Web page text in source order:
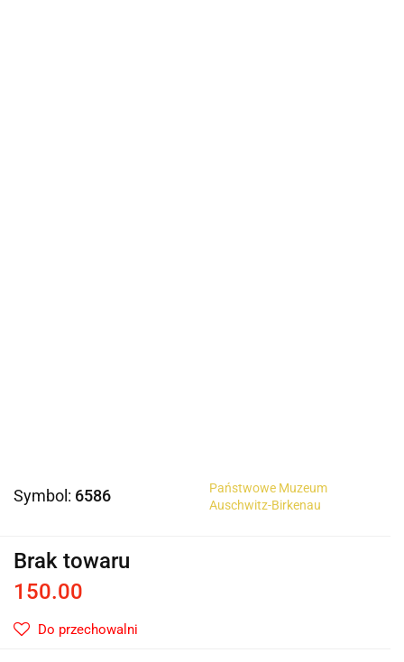
Symbol: 6586
Państwowe Muzeum
Auschwitz-Birkenau
Brak towaru
150.00
Do przechowalni